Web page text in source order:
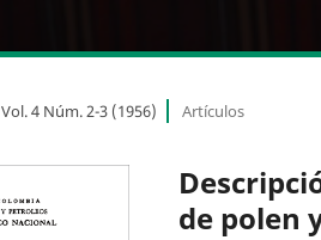
Vol. 4 Núm. 2-3 (1956) Artículos
de polen